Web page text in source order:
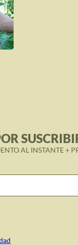
AL INSTANTE +